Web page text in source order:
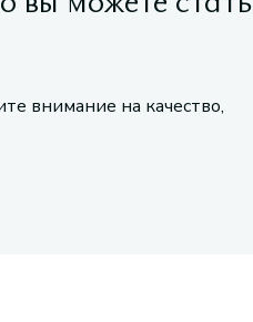
внимание на качество,